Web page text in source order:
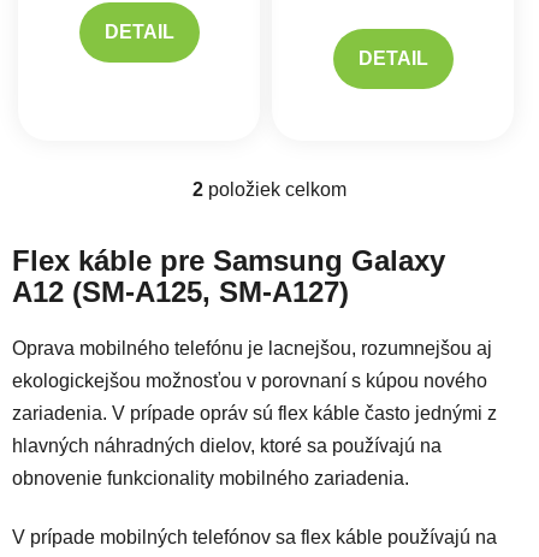
DETAIL
DETAIL
Ovládacie prvky výpisu
2 položiek celkom
Flex káble pre Samsung Galaxy
A12 (SM-A125, SM-A127)
Oprava mobilného telefónu je lacnejšou, rozumnejšou aj
ekologickejšou možnosťou v porovnaní s kúpou nového
zariadenia. V prípade opráv sú flex káble často jednými z
hlavných náhradných dielov, ktoré sa používajú na
obnovenie funkcionality mobilného zariadenia.
V prípade mobilných telefónov sa flex káble používajú na